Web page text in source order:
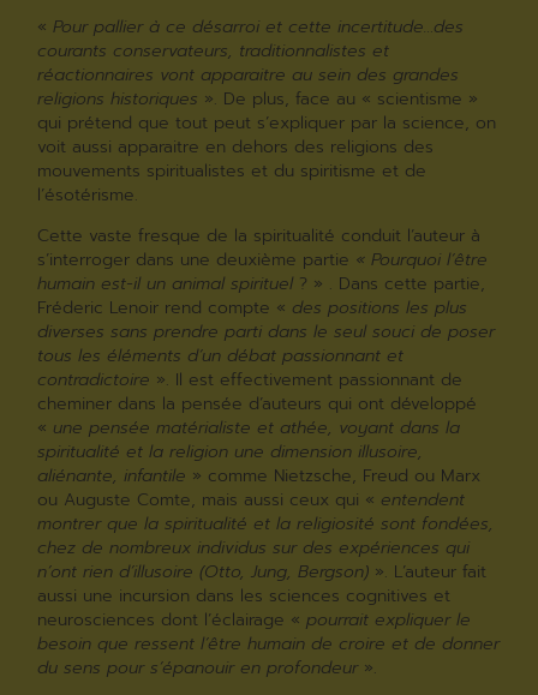
« Pour pallier à ce désarroi et cette incertitude…des
courants conservateurs, traditionnalistes et
réactionnaires vont apparaitre au sein des grandes
religions historiques ». De plus, face au « scientisme »
qui prétend que tout peut s’expliquer par la science, on
voit aussi apparaitre en dehors des religions des
mouvements spiritualistes et du spiritisme et de
l’ésotérisme.
Cette vaste fresque de la spiritualité conduit l’auteur à
s’interroger dans une deuxième partie « Pourquoi l’être
humain est-il un animal spirituel ? » . Dans cette partie,
Fréderic Lenoir rend compte « des positions les plus
diverses sans prendre parti dans le seul souci de poser
tous les éléments d’un débat passionnant et
contradictoire ». Il est effectivement passionnant de
cheminer dans la pensée d’auteurs qui ont développé
« une pensée matérialiste et athée, voyant dans la
spiritualité et la religion une dimension illusoire,
aliénante, infantile » comme Nietzsche, Freud ou Marx
ou Auguste Comte, mais aussi ceux qui « entendent
montrer que la spiritualité et la religiosité sont fondées,
chez de nombreux individus sur des expériences qui
n’ont rien d’illusoire (Otto, Jung, Bergson) ». L’auteur fait
aussi une incursion dans les sciences cognitives et
neurosciences dont l’éclairage « pourrait expliquer le
besoin que ressent l’être humain de croire et de donner
du sens pour s’épanouir en profondeur».